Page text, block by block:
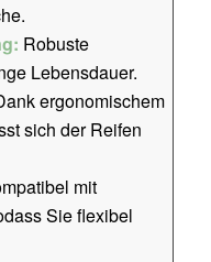
Robuste
Lebensdauer.
ergonomischem
sich der Reifen
mit
Sie flexibel